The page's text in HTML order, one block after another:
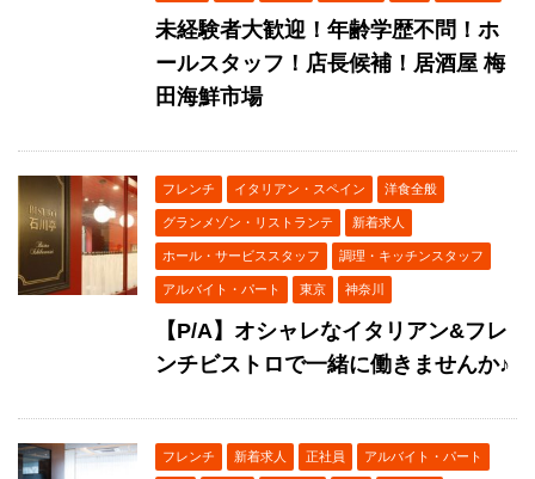
未経験者大歓迎！年齢学歴不問！ホ
ールスタッフ！店長候補！居酒屋 梅
田海鮮市場
フレンチ イタリアン・スペイン 洋食全般
グランメゾン・リストランテ 新着求人
ホール・サービススタッフ 調理・キッチンスタッフ
アルバイト・パート 東京 神奈川
【P/A】オシャレなイタリアン&フレ
ンチビストロで一緒に働きませんか♪
フレンチ 新着求人 正社員 アルバイト・パート